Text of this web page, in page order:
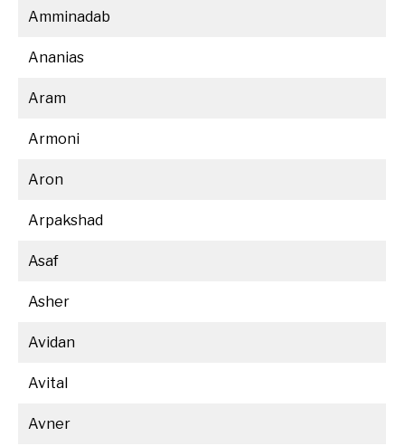
Amminadab
Ananias
Aram
Armoni
Aron
Arpakshad
Asaf
Asher
Avidan
Avital
Avner